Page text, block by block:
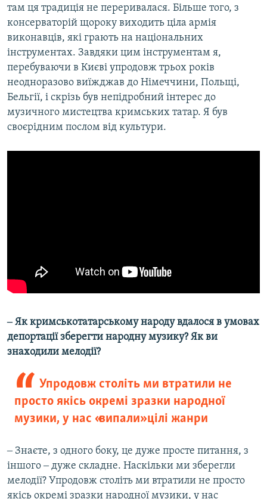
там ця традиція не переривалася. Більше того, з
консерваторій щороку виходить ціла армія
виконавців, які грають на національних
інструментах. Завдяки цим інструментам я,
перебуваючи в Києві упродовж трьох років
неодноразово виїжджав до Німеччини, Польщі,
Бельгії, і скрізь був непідробний інтерес до
музичного мистецтва кримських татар. Я був
своєрідним послом від культури.
‒ Як кримськотатарському народу вдалося в умовах
депортації зберегти народну музику? Як ви
знаходили мелодії?
Упродовж століть ми втратили не
просто якісь окремі зразки народної
музики, у нас «випали» цілі жанри
‒ Знаєте, з одного боку, це дуже просте питання, з
іншого ‒ дуже складне. Наскільки ми зберегли
мелодії? Упродовж століть ми втратили не просто
якісь окремі зразки народної музики, у нас